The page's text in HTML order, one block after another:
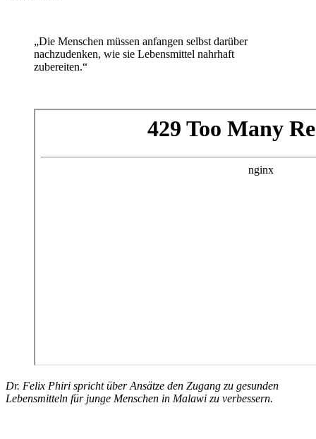
„Die Menschen müssen anfangen selbst darüber
nachzudenken, wie sie Lebensmittel nahrhaft
zubereiten.“
Dr. Felix Phiri spricht über Ansätze den Zugang zu gesunden
Lebensmitteln für junge Menschen in Malawi zu verbessern.